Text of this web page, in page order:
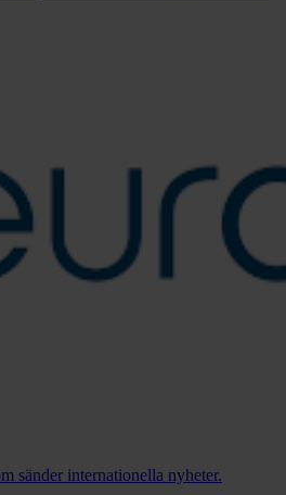
sänder internationella nyheter.